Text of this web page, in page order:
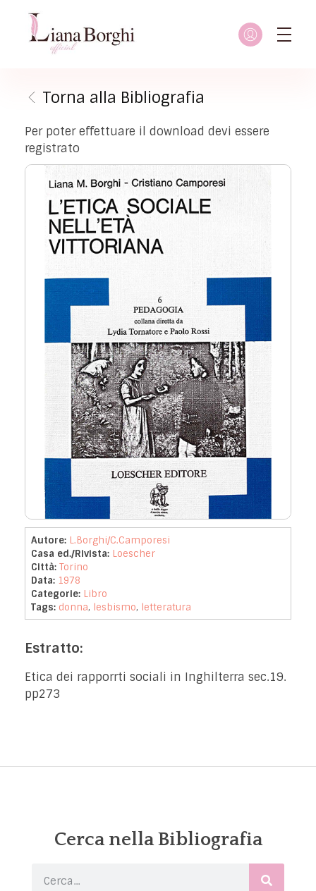
Torna alla Bibliografia
Per poter effettuare il download devi essere
registrato
Autore: L.Borghi/C.Camporesi
Casa ed./Rivista: Loescher
Città: Torino
Data: 1978
Categorie: Libro
Tags: donna, lesbismo, letteratura
Estratto:
Etica dei rapporrti sociali in Inghilterra sec.19.
pp273
Cerca nella Bibliografia